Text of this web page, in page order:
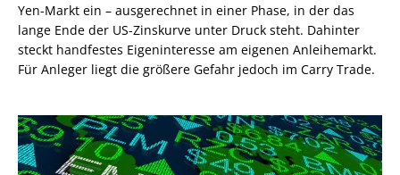
Yen-Markt ein – ausgerechnet in einer Phase, in der das
lange Ende der US-Zinskurve unter Druck steht. Dahinter
steckt handfestes Eigeninteresse am eigenen Anleihemarkt.
Für Anleger liegt die größere Gefahr jedoch im Carry Trade.